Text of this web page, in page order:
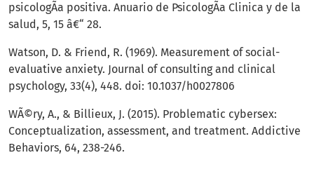
psicologÃ­a positiva. Anuario de PsicologÃ­a Clinica y de la
salud, 5, 15 â€“ 28.
Watson, D. & Friend, R. (1969). Measurement of social-
evaluative anxiety. Journal of consulting and clinical
psychology, 33(4), 448. doi: 10.1037/h0027806
WÃ©ry, A., & Billieux, J. (2015). Problematic cybersex:
Conceptualization, assessment, and treatment. Addictive
Behaviors, 64, 238-246.